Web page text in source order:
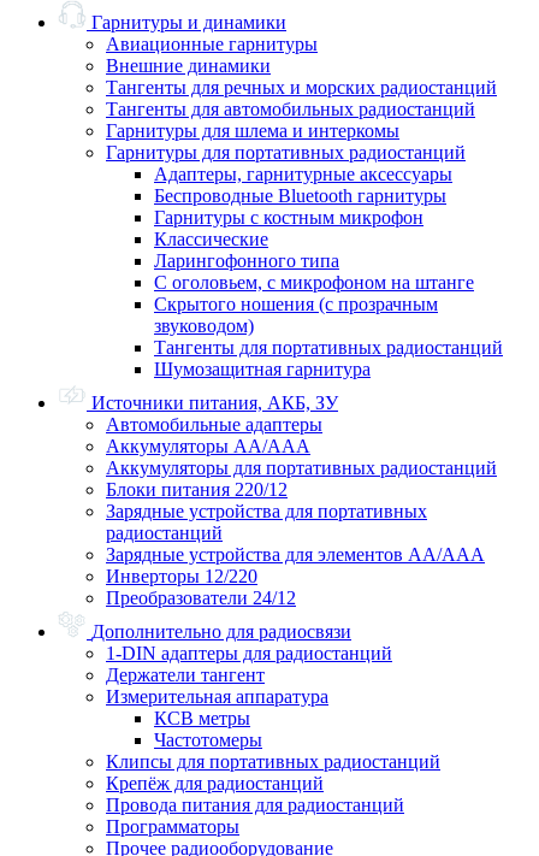
Гарнитуры и динамики
Авиационные гарнитуры
Внешние динамики
Тангенты для речных и морских радиостанций
Тангенты для автомобильных радиостанций
Гарнитуры для шлема и интеркомы
Гарнитуры для портативных радиостанций
Адаптеры, гарнитурные аксессуары
Беспроводные Bluetooth гарнитуры
Гарнитуры с костным микрофон
Классические
Ларингофонного типа
С оголовьем, с микрофоном на штанге
Скрытого ношения (с прозрачным
звуководом)
Тангенты для портативных радиостанций
Шумозащитная гарнитура
Источники питания, АКБ, ЗУ
Автомобильные адаптеры
Аккумуляторы АА/ААА
Аккумуляторы для портативных радиостанций
Блоки питания 220/12
Зарядные устройства для портативных
радиостанций
Зарядные устройства для элементов АА/ААА
Инверторы 12/220
Преобразователи 24/12
Дополнительно для радиосвязи
1-DIN адаптеры для радиостанций
Держатели тангент
Измерительная аппаратура
КСВ метры
Частотомеры
Клипсы для портативных радиостанций
Крепёж для радиостанций
Провода питания для радиостанций
Программаторы
Прочее радиооборудование